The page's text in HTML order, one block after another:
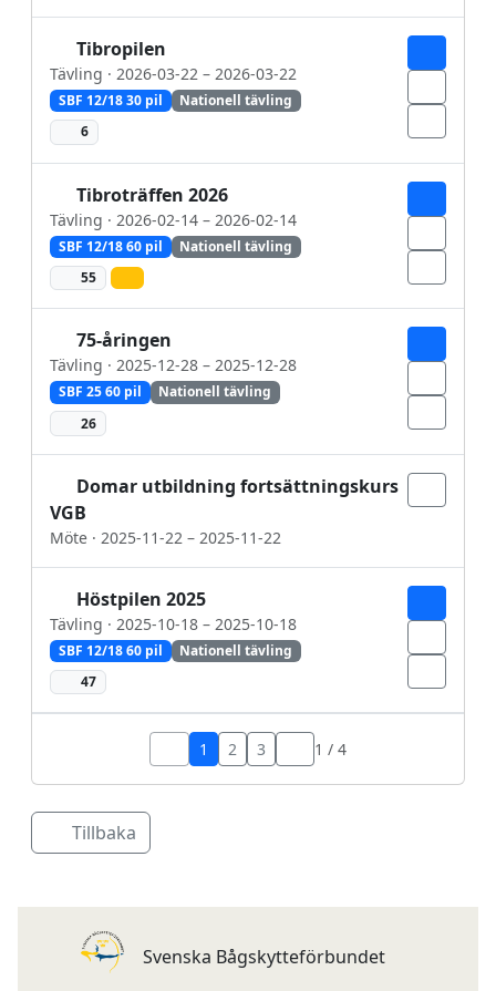
Tibropilen
Tävling · 2026-03-22 – 2026-03-22
SBF 12/18 30 pil
Nationell tävling
6
Tibroträffen 2026
Tävling · 2026-02-14 – 2026-02-14
SBF 12/18 60 pil
Nationell tävling
55
75-åringen
Tävling · 2025-12-28 – 2025-12-28
SBF 25 60 pil
Nationell tävling
26
Domar utbildning fortsättningskurs
VGB
Möte · 2025-11-22 – 2025-11-22
Höstpilen 2025
Tävling · 2025-10-18 – 2025-10-18
SBF 12/18 60 pil
Nationell tävling
47
1 2 3 1 / 4
Tillbaka
Svenska Bågskytteförbundet